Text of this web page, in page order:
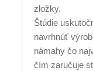
zložky.
Štúdie
navrhnúť
námahy čo
čím zaručuje